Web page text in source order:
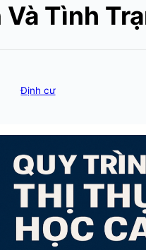
Tình
Định cư